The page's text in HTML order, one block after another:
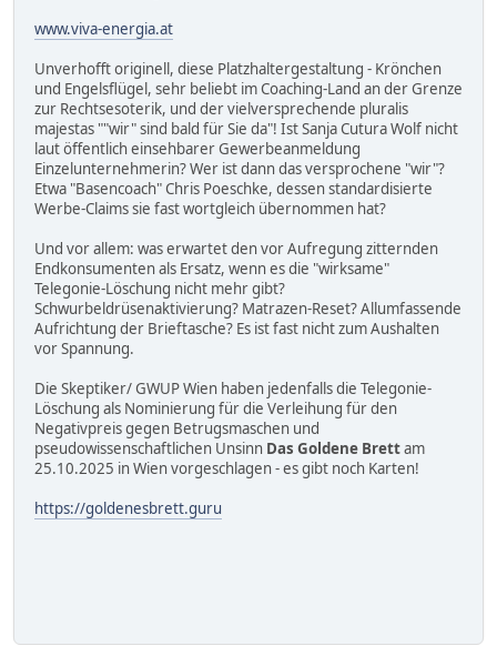
www.viva-energia.at
Unverhofft originell, diese Platzhaltergestaltung - Krönchen
und Engelsflügel, sehr beliebt im Coaching-Land an der Grenze
zur Rechtsesoterik, und der vielversprechende pluralis
majestas ""wir" sind bald für Sie da"! Ist Sanja Cutura Wolf nicht
laut öffentlich einsehbarer Gewerbeanmeldung
Einzelunternehmerin? Wer ist dann das versprochene "wir"?
Etwa "Basencoach" Chris Poeschke, dessen standardisierte
Werbe-Claims sie fast wortgleich übernommen hat?
Und vor allem: was erwartet den vor Aufregung zitternden
Endkonsumenten als Ersatz, wenn es die "wirksame"
Telegonie-Löschung nicht mehr gibt?
Schwurbeldrüsenaktivierung? Matrazen-Reset? Allumfassende
Aufrichtung der Brieftasche? Es ist fast nicht zum Aushalten
vor Spannung.
Die Skeptiker/ GWUP Wien haben jedenfalls die Telegonie-
Löschung als Nominierung für die Verleihung für den
Negativpreis gegen Betrugsmaschen und
pseudowissenschaftlichen Unsinn Das Goldene Brettam
25.10.2025 in Wien vorgeschlagen - es gibt noch Karten!
https://goldenesbrett.guru